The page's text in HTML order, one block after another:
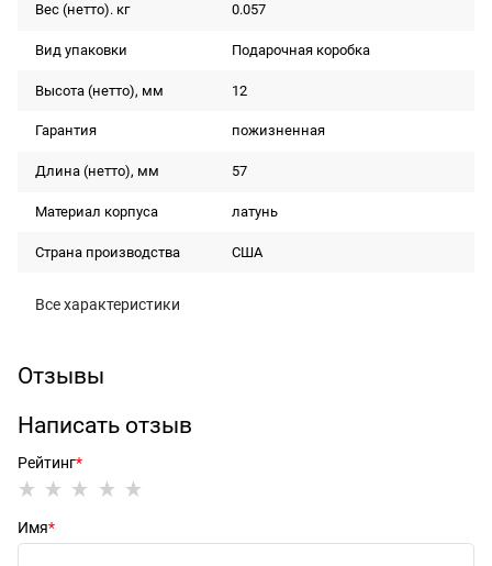
Вес (нетто). кг 0.057
Вид упаковки Подарочная коробка
Высота (нетто), мм 12
Гарантия пожизненная
Длина (нетто), мм 57
Материал корпуса латунь
Страна производства США
Все характеристики
Отзывы
Написать отзыв
Рейтинг
Имя